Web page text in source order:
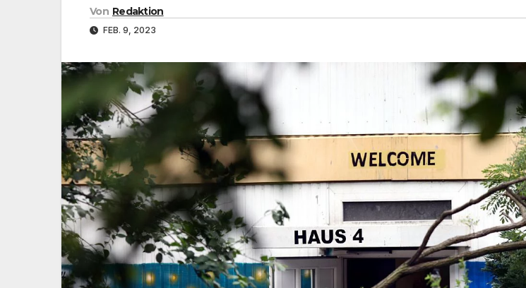
Von Redaktion
FEB. 9, 2023